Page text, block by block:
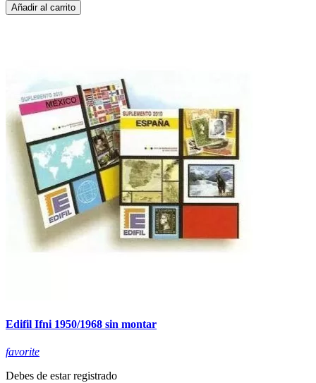
Añadir al carrito
Edifil Ifni 1950/1968 sin montar
favorite
Debes de estar registrado